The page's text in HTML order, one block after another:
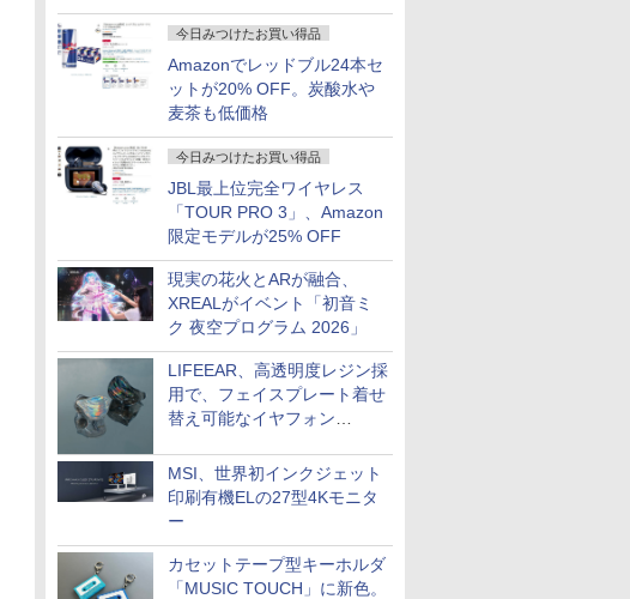
今日みつけたお買い得品
Amazonでレッドブル24本セ
ットが20% OFF。炭酸水や
麦茶も低価格
今日みつけたお買い得品
JBL最上位完全ワイヤレス
「TOUR PRO 3」、Amazon
限定モデルが25% OFF
現実の花火とARが融合、
XREALがイベント「初音ミ
ク 夜空プログラム 2026」
LIFEEAR、高透明度レジン採
用で、フェイスプレート着せ
替え可能なイヤフォン
MSI、世界初インクジェット
印刷有機ELの27型4Kモニタ
ー
カセットテープ型キーホルダ
「MUSIC TOUCH」に新色。